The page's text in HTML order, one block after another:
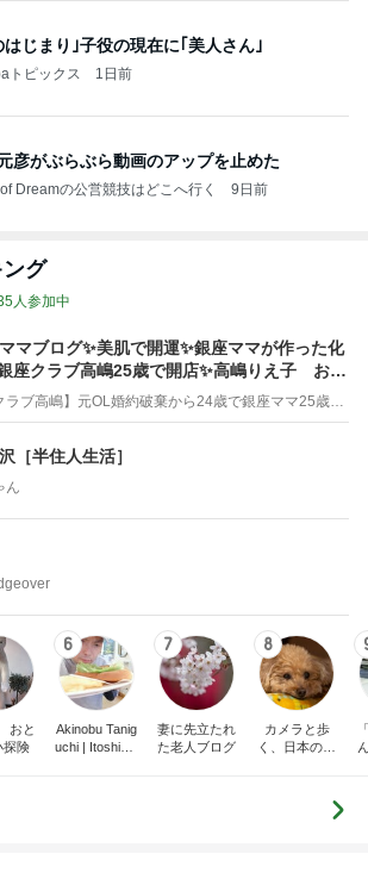
はじまり｣子役の現在に｢美人さん｣
トピックス 1日前
彦がぶらぶら動画のアップを止めた
Dreamの公営競技はどこへ行く 9日前
グ
人参加中
マブログ✨美肌で開運✨銀座ママが作った化
座クラブ高嶋25歳で開店✨高嶋りえ子 お着
ルメス バーキン コーデ
【銀座クラブ高嶋】元OL婚約破棄から24歳で銀座ママ25歳でオーナーママ銀座 美肌で開運♡パワースポット巡り高嶋りえ子ブログ
［半住人生活］
ん
おと
探険
6
Akinobu Tanig
uchi | Itoshima
7
妻に先立たれ
た老人ブログ
8
カメラと歩
く、日本の風